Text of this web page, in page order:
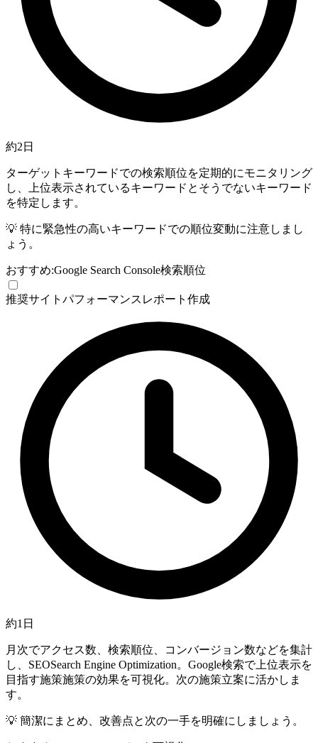
約2日
ターゲットキーワードでの検索順位を定期的にモニタリング
し、上位表示されているキーワードとそうでないキーワード
を特定します。
💡 特に緊急性の高いキーワードでの順位変動に注意しまし
ょう。
おすすめ:Google Search Console検索順位
推奨サイトパフォーマンスレポート作成
約1日
月次でアクセス数、検索順位、コンバージョン数などを集計
し、 SEOSearch Engine Optimization。Google検索で上位表示を
目指す施策施策の効果を可視化。次の施策立案に活かしま
す。
💡 簡潔にまとめ、改善点と次の一手を明確にしましょう。